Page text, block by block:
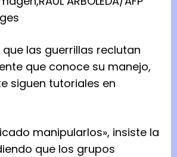
las guerrillas reclutan
que conoce su manejo,
siguen tutoriales en
manipularlos», insiste la
que los grupos